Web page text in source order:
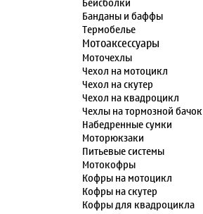
Банданы и баффы
Термобелье
Мотоаксессуары
Моточехлы
Чехол на мотоцикл
Чехол на скутер
Чехол на квадроцикл
Чехлы на тормозной бачок
Набедренные сумки
Моторюкзаки
Питьевые системы
Мотокофры
Кофры на мотоцикл
Кофры на скутер
Кофры для квадроцикла